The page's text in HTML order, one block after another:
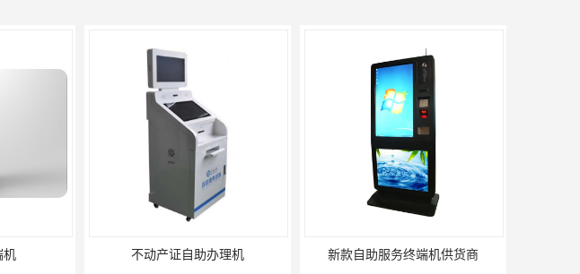
机 新款自助服务终端机供货商 政务自助终端厂家